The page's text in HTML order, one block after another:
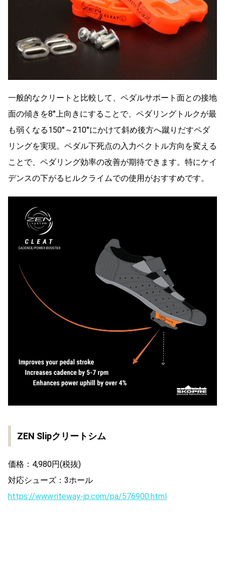
一般的なクリートと比較して、ペダルサポート面との接地
面の傾きを8°上向きにすることで、ペダリングトルクが最
も弱くなる150°～210°にかけて斜め後方へ蹴りだすペダ
リングを実現。ペダル下死点の入力ベクトル方向を変える
ことで、ペダリング効率の改善が期待できます。特にケイ
デンスの下がるヒルクライムでの使用がおすすめです。
ZEN Slipクリートシム
価格：4,980円(税抜)
対応シューズ：3ホール
https://www.riteway-jp.com/pa/576900.html